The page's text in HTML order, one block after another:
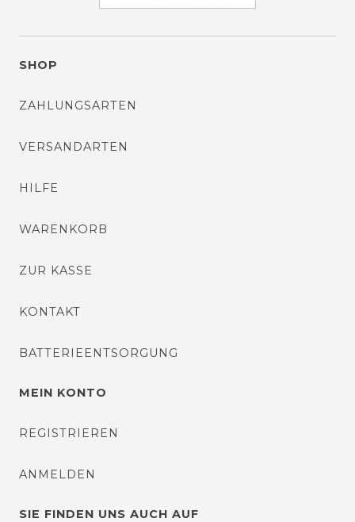
SHOP
ZAHLUNGSARTEN
VERSANDARTEN
HILFE
WARENKORB
ZUR KASSE
KONTAKT
BATTERIEENTSORGUNG
MEIN KONTO
REGISTRIEREN
ANMELDEN
SIE FINDEN UNS AUCH AUF